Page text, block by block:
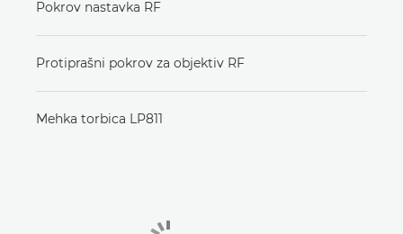
Pokrov nastavka RF
Protiprašni pokrov za objektiv RF
Mehka torbica LP811